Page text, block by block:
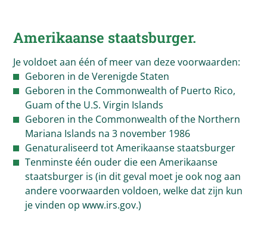
Amerikaanse staatsburger.
Je voldoet aan één of meer van deze voorwaarden:
Geboren in de Verenigde Staten
Geboren in the Commonwealth of Puerto Rico,
Guam of the U.S. Virgin Islands
Geboren in the Commonwealth of the Northern
Mariana Islands na 3 november 1986
Genaturaliseerd tot Amerikaanse staatsburger
Tenminste één ouder die een Amerikaanse
staatsburger is (in dit geval moet je ook nog aan
andere voorwaarden voldoen, welke dat zijn kun
je vinden op www.irs.gov.)